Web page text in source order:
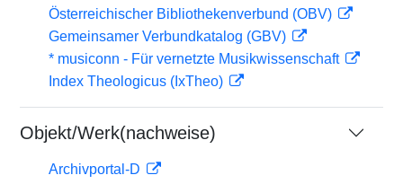
Österreichischer Bibliothekenverbund (OBV)
Gemeinsamer Verbundkatalog (GBV)
* musiconn - Für vernetzte Musikwissenschaft
Index Theologicus (IxTheo)
Objekt/Werk(nachweise)
Archivportal-D